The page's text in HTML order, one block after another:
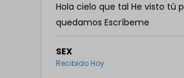
Hola cielo que tal He visto tú
quedamos Escríbeme
SEX
Recibido Hoy